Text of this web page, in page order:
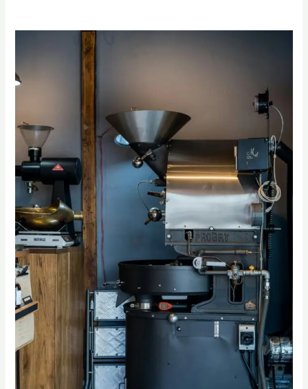
創
學】
啡
師
照
課
程
全
攻
略：
SCA
咖
課
程